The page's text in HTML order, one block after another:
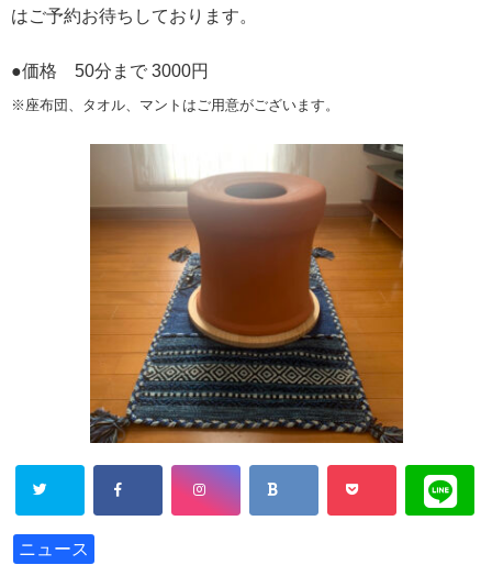
はご予約お待ちしております。
●価格 50分まで 3000円
※座布団、タオル、マントはご用意がございます。
ニュース